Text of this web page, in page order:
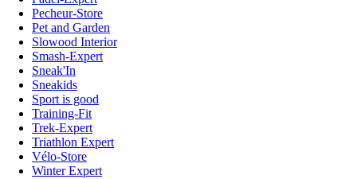
Pecheur-Store
Pet and Garden
Slowood Interior
Smash-Expert
Sneak'In
Sneakids
Sport is good
Training-Fit
Trek-Expert
Triathlon Expert
Vélo-Store
Winter Expert